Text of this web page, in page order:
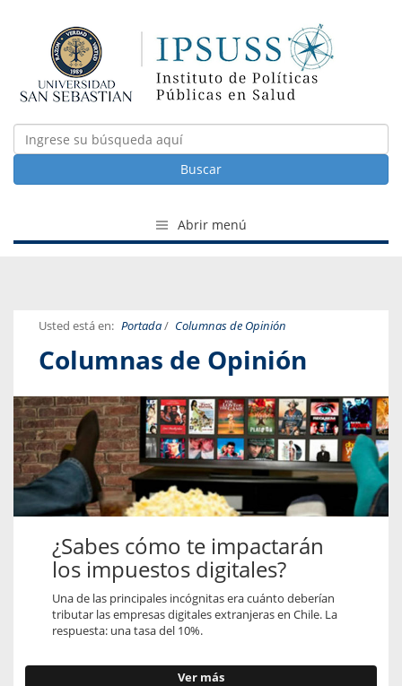
Buscar
Abrir menú
Usted está en: Portada/ Columnas de Opinión
Columnas de Opinión
¿Sabes cómo te impactarán
los impuestos digitales?
Una de las principales incógnitas era cuánto deberían
tributar las empresas digitales extranjeras en Chile. La
respuesta: una tasa del 10%.
Ver más